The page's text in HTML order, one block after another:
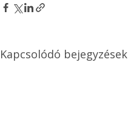
Kapcsolódó bejegyzések